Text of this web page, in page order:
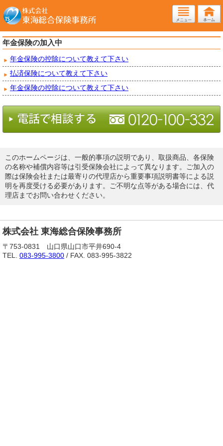
年金保険の加入中
年金保険の控除について教えて下さい
払済保険について教えて下さい
年金保険の控除について教えて下さい
このホームページは、一般的事項の説明であり、取扱商品、各保険
の名称や補償内容等は引受保険会社によって異なります。ご加入の
際は保険会社または最寄りの代理店から重要事項説明書等による説
明を再度受ける必要があります。ご不明な点等がある場合には、代
理店までお問い合わせください。
株式会社 東海総合保険事務所
〒753-0831 山口県山口市平井690-4
TEL. 083-995-3800 / FAX. 083-995-3822